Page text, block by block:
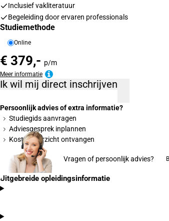
Inclusief vakliteratuur
Begeleiding door ervaren professionals
Studiemethode
Online
€ 379,- p/m
Meer informatie
Ik wil mij direct inschrijven
Persoonlijk advies of extra informatie?
Studiegids aanvragen
Adviesgesprek inplannen
Kostenoverzicht ontvangen
Vragen of persoonlijk advies?
Uitgebreide opleidingsinformatie